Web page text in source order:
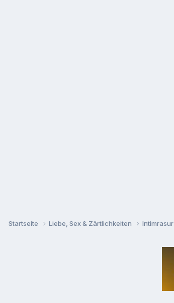
Startseite Liebe, Sex & Zärtlichkeiten Intimrasur